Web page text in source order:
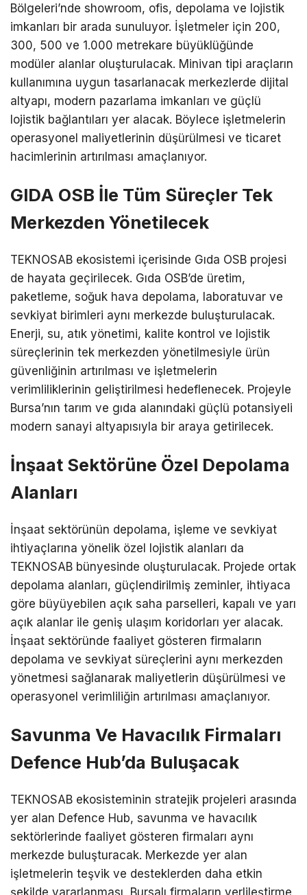
Bölgeleri’nde showroom, ofis, depolama ve lojistik
imkanları bir arada sunuluyor. İşletmeler için 200,
300, 500 ve 1.000 metrekare büyüklüğünde
modüler alanlar oluşturulacak. Minivan tipi araçların
kullanımına uygun tasarlanacak merkezlerde dijital
altyapı, modern pazarlama imkanları ve güçlü
lojistik bağlantıları yer alacak. Böylece işletmelerin
operasyonel maliyetlerinin düşürülmesi ve ticaret
hacimlerinin artırılması amaçlanıyor.
GIDA OSB İle Tüm Süreçler Tek
Merkezden Yönetilecek
TEKNOSAB ekosistemi içerisinde Gıda OSB projesi
de hayata geçirilecek. Gıda OSB’de üretim,
paketleme, soğuk hava depolama, laboratuvar ve
sevkiyat birimleri aynı merkezde buluşturulacak.
Enerji, su, atık yönetimi, kalite kontrol ve lojistik
süreçlerinin tek merkezden yönetilmesiyle ürün
güvenliğinin artırılması ve işletmelerin
verimliliklerinin geliştirilmesi hedeflenecek. Projeyle
Bursa’nın tarım ve gıda alanındaki güçlü potansiyeli
modern sanayi altyapısıyla bir araya getirilecek.
İnşaat Sektörüne Özel Depolama
Alanları
İnşaat sektörünün depolama, işleme ve sevkiyat
ihtiyaçlarına yönelik özel lojistik alanları da
TEKNOSAB bünyesinde oluşturulacak. Projede ortak
depolama alanları, güçlendirilmiş zeminler, ihtiyaca
göre büyüyebilen açık saha parselleri, kapalı ve yarı
açık alanlar ile geniş ulaşım koridorları yer alacak.
İnşaat sektöründe faaliyet gösteren firmaların
depolama ve sevkiyat süreçlerini aynı merkezden
yönetmesi sağlanarak maliyetlerin düşürülmesi ve
operasyonel verimliliğin artırılması amaçlanıyor.
Savunma Ve Havacılık Firmaları
Defence Hub’da Buluşacak
TEKNOSAB ekosisteminin stratejik projeleri arasında
yer alan Defence Hub, savunma ve havacılık
sektörlerinde faaliyet gösteren firmaları aynı
merkezde buluşturacak. Merkezde yer alan
işletmelerin teşvik ve desteklerden daha etkin